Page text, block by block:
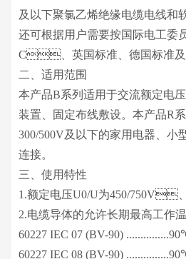
及以下聚氯乙烯绝缘电缆电线和
还可根据用户需要按国际电工委
C、英国标准、德国标准及美
二、适用范围
本产品B系列适用于交流额定电
装置、固定布线敷设。本产
300/500V及以下的家用电器、小
连接。
三、使用特性
1.额定电压U0/U为450/750V
2.电缆导体的允许长期最高工作
60227 IEC 07 (BV-90)
60227 IEC 08 (BV-90)